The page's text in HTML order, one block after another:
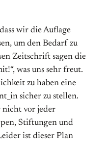
wir die Auflage
um den Bedarf zu
Zeitschrift sagen die
was uns sehr freut.
zu haben eine
sicher zu stellen.
nicht vor jeder
Stiftungen und
ist dieser Plan